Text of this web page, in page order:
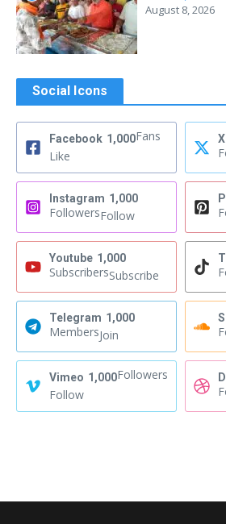
August 8, 2026
Social Icons
Facebook 1,000Fans
Like
Instagram 1,000
FollowersFollow
Youtube 1,000
SubscribersSubscribe
Telegram 1,000
MembersJoin
Vimeo 1,000Followers
Follow